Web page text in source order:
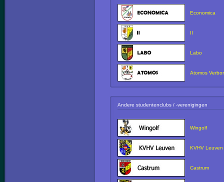
Economica
II
Labo
Atomos
Andere studentenclubs / -verenigingen
Wingolf
KVHV Leuven
Castrum